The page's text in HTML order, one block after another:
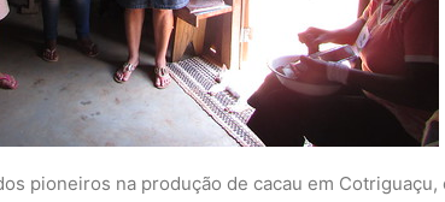
pioneiros na produção de cacau em